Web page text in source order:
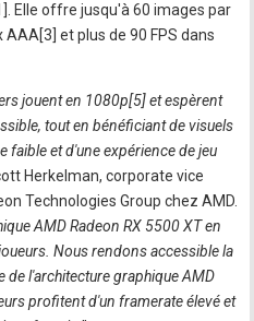
Elle offre jusqu'à 60 images par
et plus de 90 FPS dans
jouent en 1080p[5] et espèrent
tout en bénéficiant de visuels
faible et d'une expérience de jeu
Herkelman, corporate vice
Technologies Group chez AMD.
AMD Radeon RX 5500 XT en
Nous rendons accessible la
de l'architecture graphique AMD
profitent d'un framerate élevé et